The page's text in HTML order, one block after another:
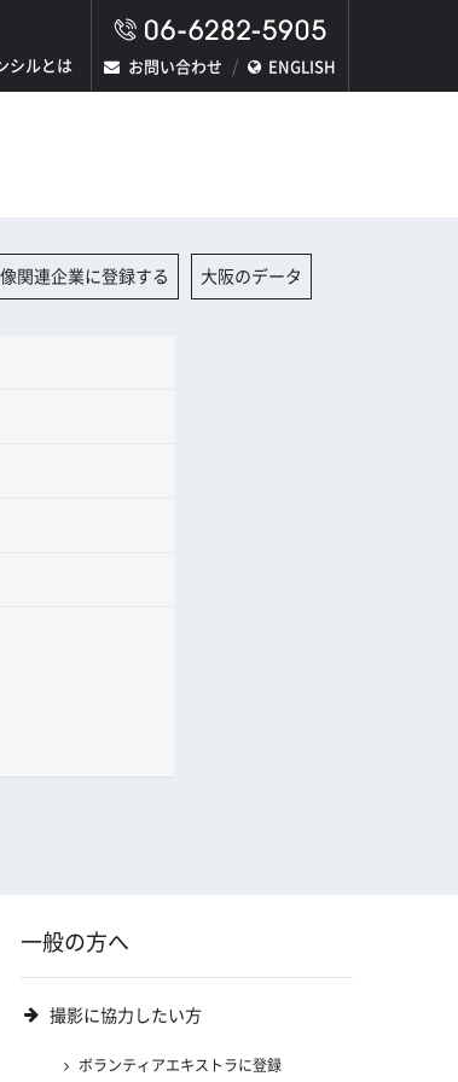
シルとは お問い合わせ ENGLISH
関連企業に登録する 大阪のデータ
一般の方へ
撮影に協力したい方
ボランティアエキストラに登録